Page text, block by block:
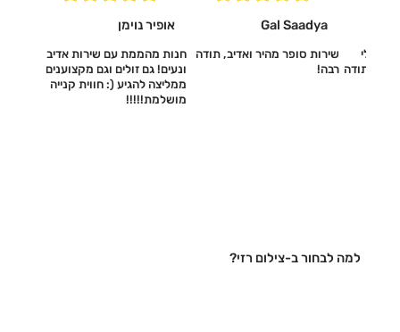
אופיר נוימן
חנות מהממת עם שירות אדיב
ונעים! גם זולים וגם מקצוענים
ממליצה להגיע (: חווית קנייה
מושלמת!!!!!‎
Gal Saadya
שירות סופר מהיר ואדיב, תודה
רבה!
לי
תודה
למה לבחור ב-צילום רזי?